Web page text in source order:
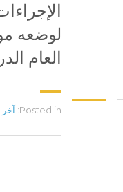
لوضعه
العام
Posted in: آخر